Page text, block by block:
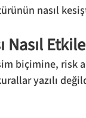
nasıl
biçimine, risk
yazılı